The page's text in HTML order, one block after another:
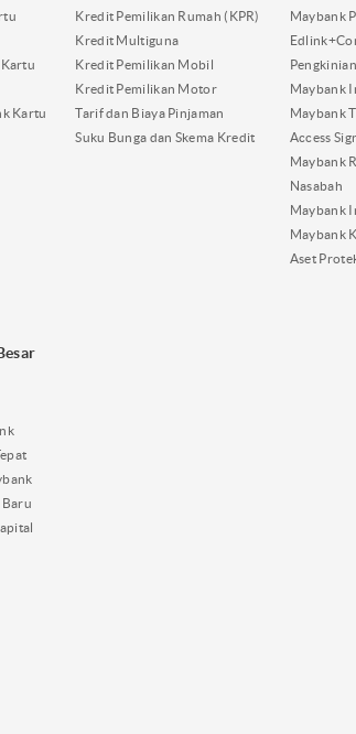
Kartu
Kredit Pemilikan Rumah (KPR)
Kredit Multiguna
Kredit Pemilikan Mobil
Kredit Pemilikan Motor
Tarif dan Biaya Pinjaman
Suku Bunga dan Skema Kredit
Maybank
Maybank
Maybank
Access
Maybank
Nasabah
Maybank
Maybank
Aset
Baru